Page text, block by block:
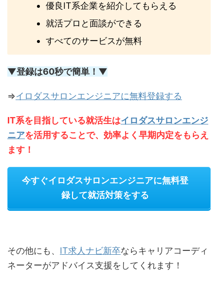
優良IT系企業を紹介してもらえる
就活プロと面談ができる
すべてのサービスが無料
▼登録は60秒で簡単！▼
⇒イロダスサロンエンジニアに無料登録する
IT系を目指している就活生はイロダスサロンエンジ
ニアを活用することで、効率よく早期内定をもらえ
ます！
今すぐイロダスサロンエンジニアに無料登
録して就活対策をする
その他にも、 IT求人ナビ新卒ならキャリアコーディ
ネーターがアドバイス支援をしてくれます！